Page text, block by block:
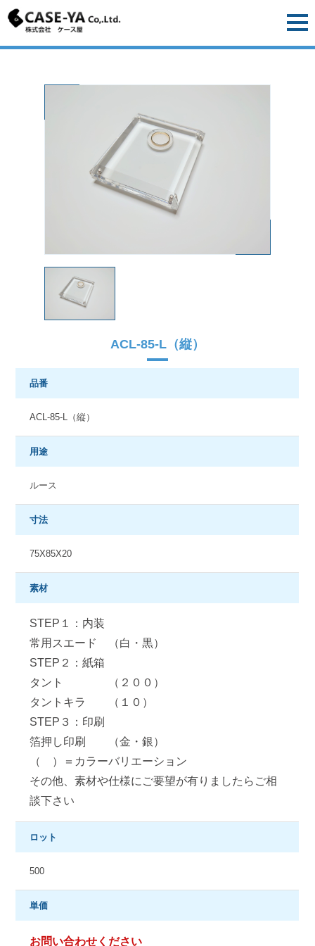
ACL-85-L（縦）
品番
ACL-85-L（縦）
用途
ルース
寸法
75X85X20
素材
STEP１：内装
常用スエード （白・黒）
STEP２：紙箱
タント （２００）
タントキラ （１０）
STEP３：印刷
箔押し印刷 （金・銀）
（ ）＝カラーバリエーション
その他、素材や仕様にご要望が有りましたらご相
談下さい
ロット
500
単価
お問い合わせください